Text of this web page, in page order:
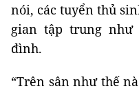
nói, các tuyển thủ
gian tập trung
đình.
“Trên sân như thế